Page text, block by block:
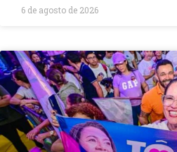
6 de agosto de 2026